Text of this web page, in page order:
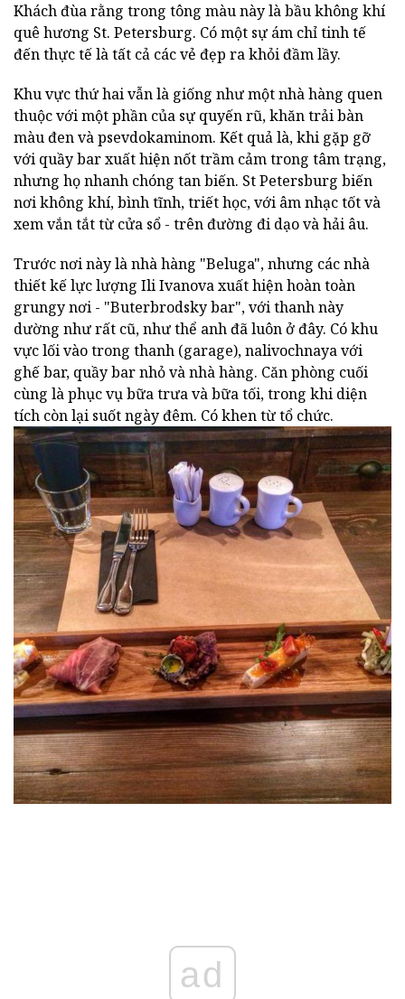
Khách đùa rằng trong tông màu này là bầu không khí
quê hương St. Petersburg. Có một sự ám chỉ tinh tế
đến thực tế là tất cả các vẻ đẹp ra khỏi đầm lầy.
Khu vực thứ hai vẫn là giống như một nhà hàng quen
thuộc với một phần của sự quyến rũ, khăn trải bàn
màu đen và psevdokaminom. Kết quả là, khi gặp gỡ
với quầy bar xuất hiện nốt trầm cảm trong tâm trạng,
nhưng họ nhanh chóng tan biến. St Petersburg biến
nơi không khí, bình tĩnh, triết học, với âm nhạc tốt và
xem vắn tắt từ cửa sổ - trên đường đi dạo và hải âu.
Trước nơi này là nhà hàng "Beluga", nhưng các nhà
thiết kế lực lượng Ili Ivanova xuất hiện hoàn toàn
grungy nơi - "Buterbrodsky bar", với thanh này
dường như rất cũ, như thể anh đã luôn ở đây. Có khu
vực lối vào trong thanh (garage), nalivochnaya với
ghế bar, quầy bar nhỏ và nhà hàng. Căn phòng cuối
cùng là phục vụ bữa trưa và bữa tối, trong khi diện
tích còn lại suốt ngày đêm. Có khen từ tổ chức.
ad